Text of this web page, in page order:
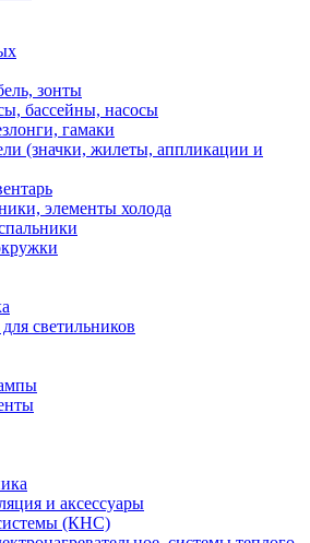
зонты
бассейны, насосы
гамаки
(значки, жилеты, аппликации и
элементы холода
светильников
и аксессуары
(КНС)